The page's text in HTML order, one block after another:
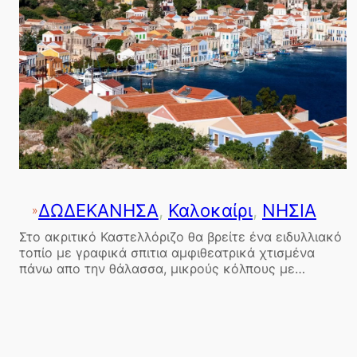
»ΔΩΔΕΚΑΝΗΣΑ, Καλοκαίρι, ΝΗΣΙΑ
Στο ακριτικό Καστελλόριζο θα βρείτε ένα ειδυλλιακό
τοπίο με γραφικά σπιτια αμφιθεατρικά χτισμένα
πάνω απο την θάλασσα, μικρούς κόλπους με…